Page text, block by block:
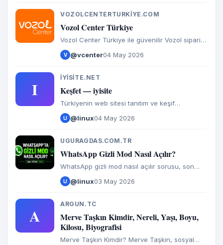
V
VOZOLCENTERTURKIYE.COM
Vozol Center Türkiye
Vozol Center Türkiye ile güvenilir Vozol siparişi
verin! Orijinal Vozol Puff Elektronik Sigara
modelleri aynı gün kargo ile güvenilir satış
V @vcenter04 May 2026
I
IYISITE.NET
Keşfet — iyisite
Türkiyenin web sitesi tanıtım ve keşif
platformu. Forumlar, pazar yerleri, topluluklar
ve niş siteleri keşfedin, kendi sitenizi ekleyin,
U @linux04 May 2026
U
UGURAGDAS.COM.TR
WhatsApp Gizli Mod Nasıl Açılır?
WhatsApp gizli mod nasıl açılır sorusu, son
yıllarda en çok aranan gizlilik konularından biri
haline geldi. WhatsApp resmi olarak “Gizli
U @linux03 May 2026
A
ARGUN.TC
Merve Taşkın Kimdir, Nereli, Yaşı, Boyu,
Kilosu, Biyografisi
Merve Taşkın Kimdir? Merve Taşkın, sosyal